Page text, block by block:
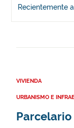
Recientemente
VIVIENDA
URBANISMO E